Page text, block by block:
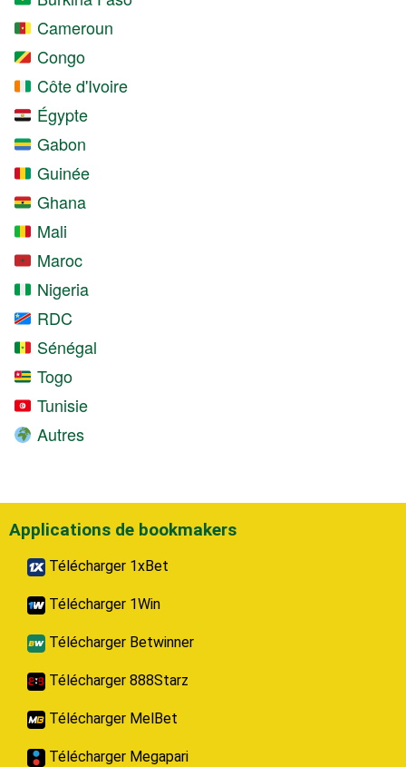
Cameroun
Congo
Côte d'Ivoire
Égypte
Gabon
Guinée
Ghana
Mali
Maroc
Nigeria
RDC
Sénégal
Togo
Tunisie
Autres
Applications de bookmakers
Télécharger 1xBet
Télécharger 1Win
Télécharger Betwinner
Télécharger 888Starz
Télécharger MelBet
Télécharger Megapari